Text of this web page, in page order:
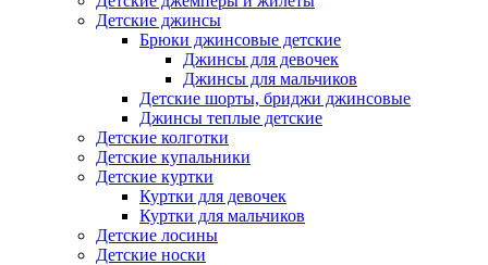
Детские джинсы
Брюки джинсовые детские
Джинсы для девочек
Джинсы для мальчиков
Детские шорты, бриджи джинсовые
Джинсы теплые детские
Детские колготки
Детские купальники
Детские куртки
Куртки для девочек
Куртки для мальчиков
Детские лосины
Детские носки